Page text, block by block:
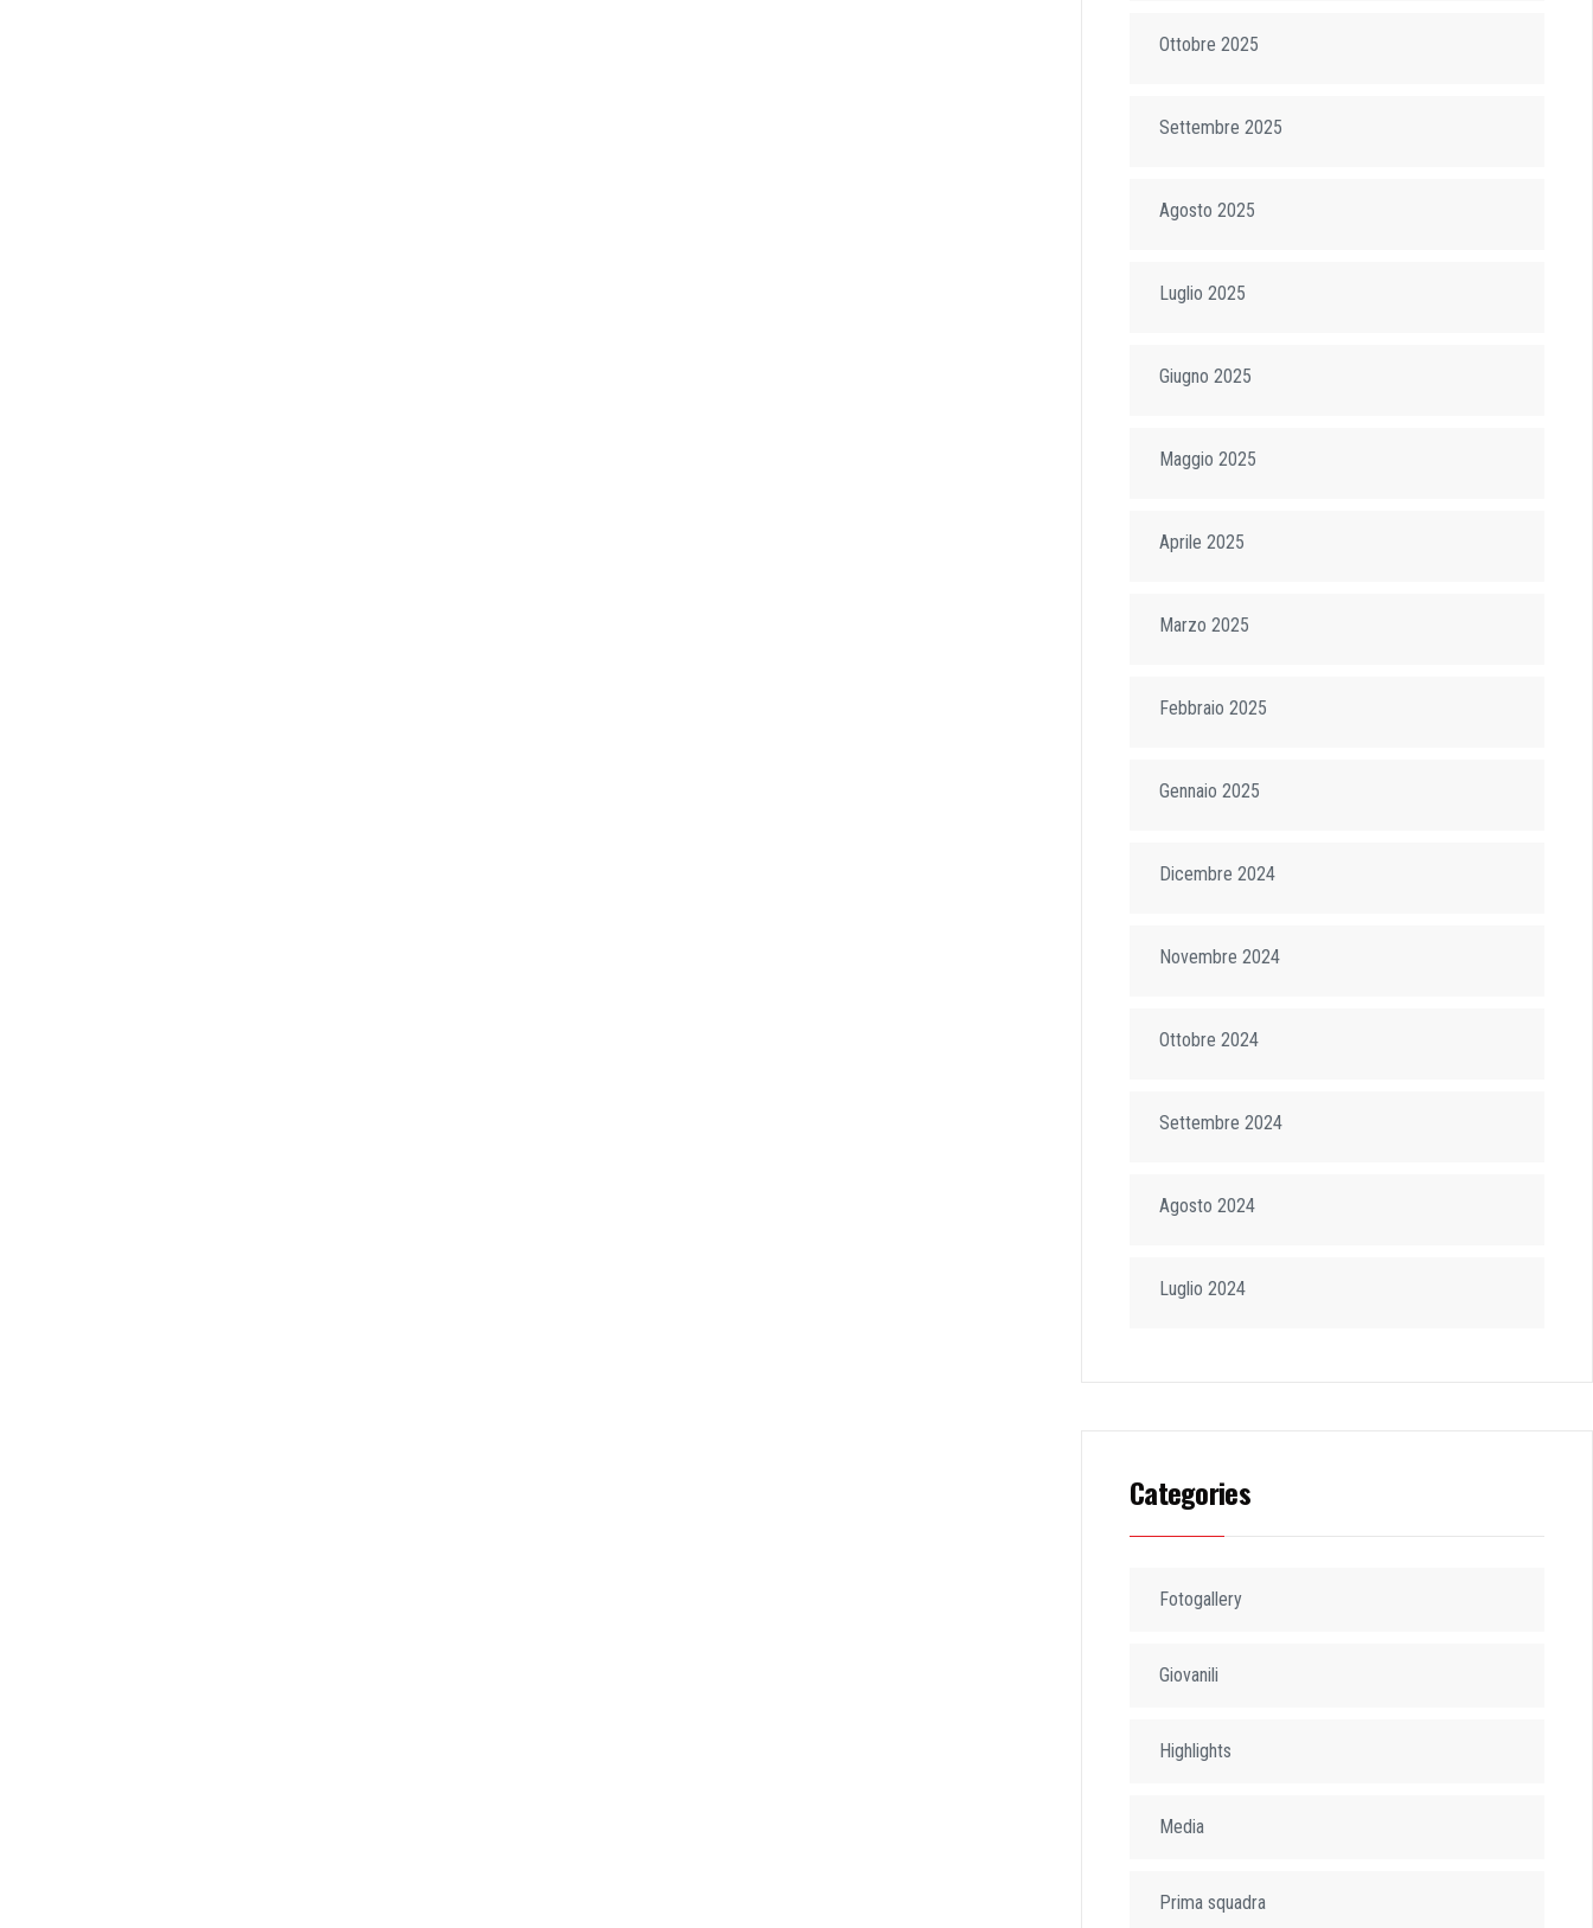
Ottobre 2025
Settembre 2025
Agosto 2025
Luglio 2025
Giugno 2025
Maggio 2025
Aprile 2025
Marzo 2025
Febbraio 2025
Gennaio 2025
Dicembre 2024
Novembre 2024
Ottobre 2024
Settembre 2024
Agosto 2024
Luglio 2024
Categories
Fotogallery
Giovanili
Highlights
Media
Prima squadra